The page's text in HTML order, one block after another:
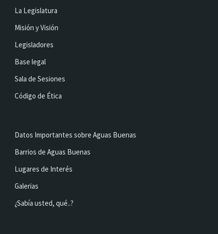
La Legislatura
Misión y Visión
Legisladores
Base legal
Sala de Sesiones
Código de Ética
Datos Importantes sobre Aguas Buenas
Barrios de Aguas Buenas
Lugares de Interés
Galerias
¿Sabía usted, qué..?